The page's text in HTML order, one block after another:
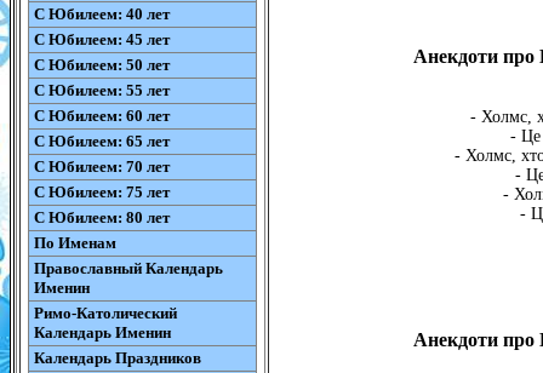
С Юбилеем: 40 лет
С Юбилеем: 45 лет
С Юбилеем: 50 лет
С Юбилеем: 55 лет
С Юбилеем: 60 лет
С Юбилеем: 65 лет
С Юбилеем: 70 лет
С Юбилеем: 75 лет
С Юбилеем: 80 лет
По Именам
Православный Календарь
Именин
Римо-Католический
Календарь Именин
Календарь Праздников
Анекдоти про
- Холмс,
- Це
- Холмс,
-
-
-
Анекдоти про